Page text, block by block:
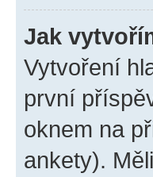
Jak
Vytvoření
první
oknem na
ankety).